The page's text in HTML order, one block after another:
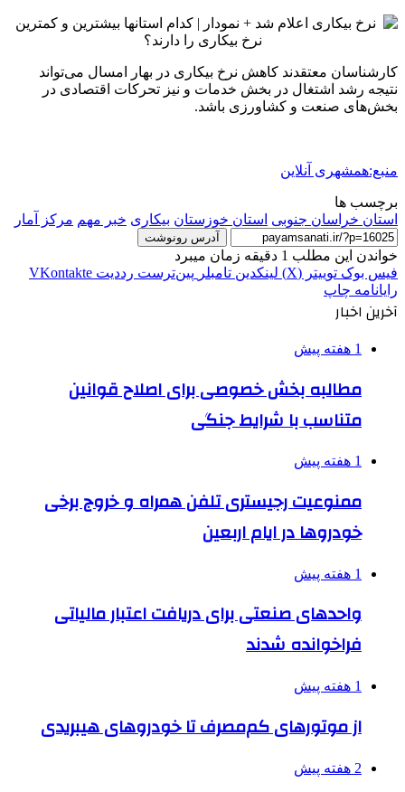
کارشناسان معتقدند کاهش نرخ بیکاری در بهار امسال می‌تواند
نتیجه رشد اشتغال در بخش خدمات و نیز تحرکات اقتصادی در
بخش‌های صنعت و کشاورزی باشد.
منبع:همشهری آنلاین
برچسب ها
استان خراسان جنوبی استان خوزستان بیکاری خبر مهم مرکز آمار
آدرس رونوشت
خواندن این مطلب 1 دقیقه زمان میبرد
فیس بوک توییتر (X) لینکدین ‫تامبلر ‫پین‌ترست ‫رددیت ‫VKontakte
رایانامه چاپ
آخرین اخبار
1 هفته پیش
مطالبه بخش خصوصی برای اصلاح قوانین
متناسب با شرایط جنگی
1 هفته پیش
ممنوعیت رجیستری تلفن همراه و خروج برخی
خودروها در ایام اربعین
1 هفته پیش
واحدهای صنعتی برای دریافت اعتبار مالیاتی
فراخوانده شدند
1 هفته پیش
از موتورهای کم‌مصرف تا خودروهای هیبریدی
2 هفته پیش